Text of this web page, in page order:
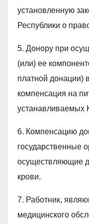
установленную
Республики о
5. Донору при
(или) ее
платной донации)
компенсация на
устанавливаемых
6. Компенсацию
государственные
осуществляющие
крови.
7. Работник,
медицинского